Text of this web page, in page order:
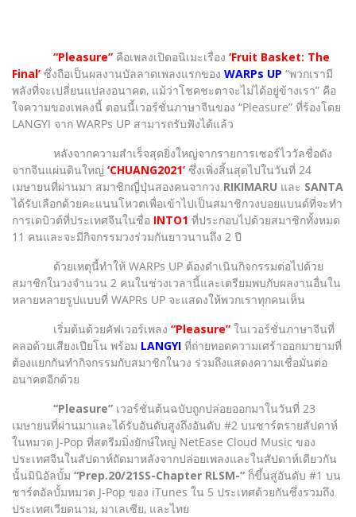
“Pleasure” คือเพลงเปิดอนิเมะเรื่อง ‘Fruit Basket: The
Final’ ซึ่งถือเป็นผลงานบัลลาดเพลงแรกของ WARPs UP “พวกเรามี
พลังที่จะเปลี่ยนแปลงอนาคต, แม้ว่าโชคชะตาจะไม่ได้อยู่ข้างเรา” คือ
ใจความของเพลงนี้ ตอนนี้เวอร์ชั่นภาษาจีนของ “Pleasure” ที่ร้องโดย
LANGYI จาก WARPs UP สามารถรับฟังได้แล้ว
หลังจากความสำเร็จสุดยิ่งใหญ่จากรายการเซอร์ไววัลชื่อดัง
จากจีนแผ่นดินใหญ่ ‘CHUANG2021’ ซึ่งเพิ่งสิ้นสุดไปในวันที่ 24
เมษายนที่ผ่านมา สมาชิกญี่ปุ่นสองคนจากวง RIKIMARU และ SANTA
ได้รับเลือกด้วยคะแนนโหวตเพื่อเข้าไปเป็นสมาชิกวงบอยแบนด์ที่จะทำ
การเดบิวต์ที่ประเทศจีนในชื่อ INTO1 ที่ประกอบไปด้วยสมาชิกทั้งหมด
11 คนและจะมีกิจกรรมวงร่วมกันยาวนานถึง 2 ปี
ด้วยเหตุนี้ทำให้ WARPs UP ต้องดำเนินกิจกรรมต่อไปด้วย
สมาชิกในวงจำนวน 2 คนในช่วงเวลานี้และเตรียมพบกับผลงานอื่นใน
หลายหลายรูปแบบที่ WAPRs UP จะแสดงให้พวกเราทุกคนเห็น
เริ่มต้นด้วยคัฟเวอร์เพลง “Pleasure” ในเวอร์ชั่นภาษาจีนที่
คลอด้วยเสียงเปียโน พร้อม LANGYI ที่ถ่ายทอดความเศร้าออกมายามที่
ต้องแยกกันทำกิจกรรมกับสมาชิกในวง ร่วมถึงแสดงความเชื่อมั่นต่อ
อนาคตอีกด้วย
“Pleasure” เวอร์ชั่นต้นฉบับถูกปล่อยออกมาในวันที่ 23
เมษายนที่ผ่านมาและได้รับอันดับสูงถึงอันดับ #2 บนชาร์ตรายสัปดาห์
ในหมวด J-Pop ที่สตรีมมิ่งยักษ์ใหญ่ NetEase Cloud Music ของ
ประเทศจีนในสัปดาห์ถัดมาหลังจากปล่อยเพลงและในสัปดาห์เดียวกัน
นั้นมินิอัลบั้ม “Prep.20/21SS-Chapter RLSM-“ ก็ขึ้นสู่อันดับ #1 บน
ชาร์ตอัลบั้มหมวด J-Pop ของ iTunes ใน 5 ประเทศด้วยกันซึ่งรวมถึง
ประเทศเวียดนาม, มาเลเซีย, และไทย